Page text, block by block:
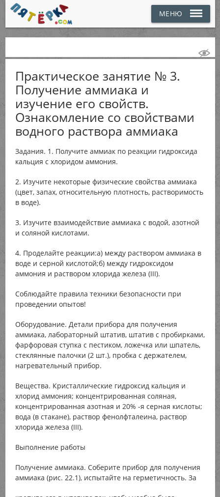
МЕНЮ
Практическое занятие № 3.
Получение аммиака и
изучение его свойств.
Ознакомление со свойствами
водного раствора аммиака
Задания. 1. Получите аммиак по реакции гидроксида
кальция с хлоридом аммония.
2. Изучите некоторые физические свойства аммиака
(цвет, запах, относительную плотность, растворимость
в воде).
3. Изучите взаимодействие аммиака с водой, азотной
и соляной кислотами.
4. Проделайте реакции:а) между раствором аммиака в
воде и серной кислотой;б) между гидроксидом
аммония и раствором хлорида железа (III).
Соблюдайте правила техники безопасности при
проведении опытов!
Оборудование. Детали прибора для получения
аммиака, лабораторный штатив, штатив с пробирками,
фарфоровая ступка с пестиком, ложечка или шпатель,
стеклянные палочки (2 шт.), пробка с держателем,
нагревательный прибор.
Вещества. Кристаллические гидроксид кальция и
хлорид аммония; концентрированная соляная,
концентрированная азотная и 20% -я серная кислоты;
вода (в стакане), раствор фенолфталеина, раствор
хлорида железа (III).
Выполнение работы
Получение аммиака. Соберите прибор для получения
аммиака (рис. 22.1), испытайте на герметичность. За